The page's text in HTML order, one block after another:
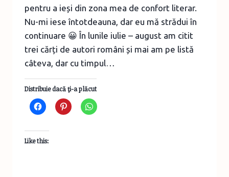
pentru a ieși din zona mea de confort literar.
Nu-mi iese întotdeauna, dar eu mă strădui în
continuare 😀 În lunile iulie – august am citit
trei cărți de autori români și mai am pe listă
câteva, dar cu timpul…
Distribuie dacă ţi-a plăcut
Like this: